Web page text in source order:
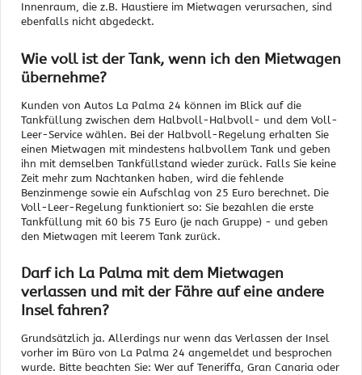
Innenraum, die z.B. Haustiere im Mietwagen verursachen, sind
ebenfalls nicht abgedeckt.
Wie voll ist der Tank, wenn ich den Mietwagen
übernehme?
Kunden von Autos La Palma 24 können im Blick auf die
Tankfüllung zwischen dem Halbvoll-Halbvoll- und dem Voll-
Leer-Service wählen. Bei der Halbvoll-Regelung erhalten Sie
einen Mietwagen mit mindestens halbvollem Tank und geben
ihn mit demselben Tankfüllstand wieder zurück. Falls Sie keine
Zeit mehr zum Nachtanken haben, wird die fehlende
Benzinmenge sowie ein Aufschlag von 25 Euro berechnet. Die
Voll-Leer-Regelung funktioniert so: Sie bezahlen die erste
Tankfüllung mit 60 bis 75 Euro (je nach Gruppe) - und geben
den Mietwagen mit leerem Tank zurück.
Darf ich La Palma mit dem Mietwagen
verlassen und mit der Fähre auf eine andere
Insel fahren?
Grundsätzlich ja. Allerdings nur wenn das Verlassen der Insel
vorher im Büro von La Palma 24 angemeldet und besprochen
wurde. Bitte beachten Sie: Wer auf Teneriffa, Gran Canaria oder